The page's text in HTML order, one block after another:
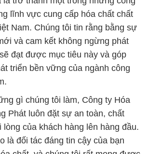
lòng của khách hàng lên hàng đầu.
là đối tác đáng tin cậy của bạn
chất, và chúng tôi rất mong được
để đem lại giá trị và thành công cho
bán ≥ kinh doanh Canxi Clorua
Calcium Dạng Bột Anhydrous
cung cấp > cung ứng Canxi Clorua
Calcium Dạng Bột Anhydrous